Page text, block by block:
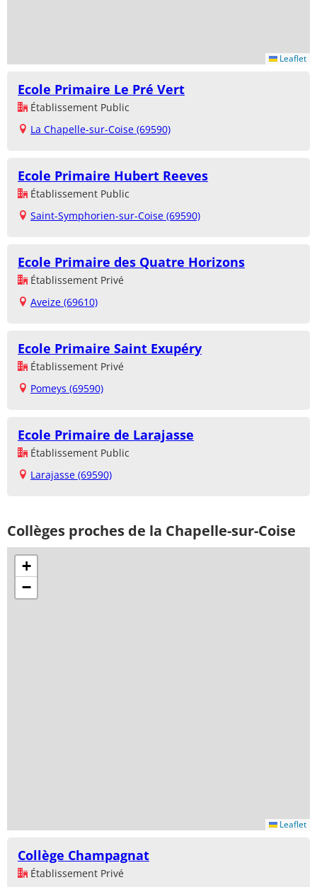
Leaflet
Ecole Primaire Le Pré Vert
Établissement Public
La Chapelle-sur-Coise (69590)
Ecole Primaire Hubert Reeves
Établissement Public
Saint-Symphorien-sur-Coise (69590)
Ecole Primaire des Quatre Horizons
Établissement Privé
Aveize (69610)
Ecole Primaire Saint Exupéry
Établissement Privé
Pomeys (69590)
Ecole Primaire de Larajasse
Établissement Public
Larajasse (69590)
Collèges proches de la Chapelle-sur-Coise
+
−
Leaflet
Collège Champagnat
Établissement Privé